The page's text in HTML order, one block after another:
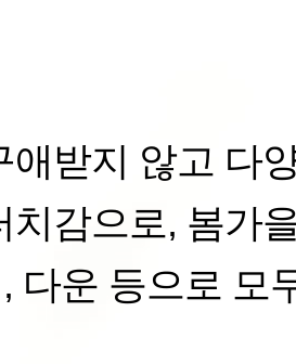
애받지 않고 다
치감으로, 봄가
, 다운 등으로 모